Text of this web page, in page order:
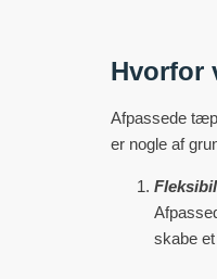
Hvorfor
Afpassede
er nogle af
skabe